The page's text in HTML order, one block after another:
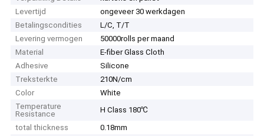
Levertijd
ongeveer 30 werkdagen
Betalingscondities
L/C, T/T
Levering vermogen
50000rolls per maand
Material
E-fiber Glass Cloth
Adhesive
Silicone
Treksterkte
210N/cm
Color
White
Temperature
Resistance
H Class 180℃
total thickness
0.18mm